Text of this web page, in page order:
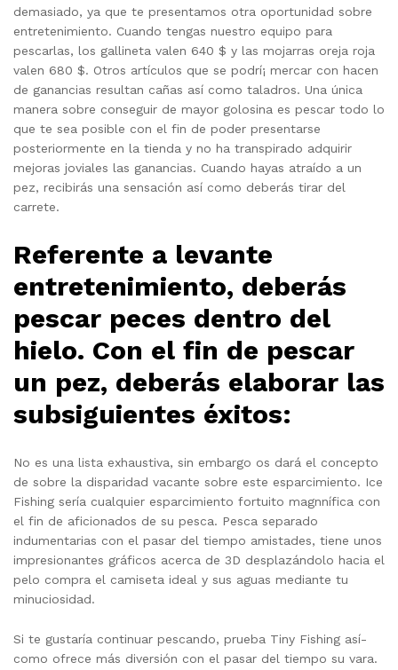
demasiado, ya que te presentamos otra oportunidad sobre
entretenimiento. Cuando tengas nuestro equipo para
pescarlas, los gallineta valen 640 $ y las mojarras oreja roja
valen 680 $. Otros artículos que se podrí¡ mercar con hacen
de ganancias resultan cañas así­ como taladros. Una única
manera sobre conseguir de mayor golosina es pescar todo lo
que te sea posible con el fin de poder presentarse
posteriormente en la tienda y no ha transpirado adquirir
mejoras joviales las ganancias. Cuando hayas atraído a un
pez, recibirás una sensación así­ como deberás tirar del
carrete.
Referente a levante
entretenimiento, deberás
pescar peces dentro del
hielo. Con el fin de pescar
un pez, deberás elaborar las
subsiguientes éxitos:
No es una lista exhaustiva, sin embargo os dará el concepto
de sobre la disparidad vacante sobre este esparcimiento. Ice
Fishing serí­a cualquier esparcimiento fortuito magnnífica con
el fin de aficionados de su pesca. Pesca separado
indumentarias con el pasar del tiempo amistades, tiene unos
impresionantes gráficos acerca de 3D desplazándolo hacia el
pelo compra el camiseta ideal y sus aguas mediante tu
minuciosidad.
Si te gustaría continuar pescando, prueba Tiny Fishing así­
como ofrece más diversión con el pasar del tiempo su vara.